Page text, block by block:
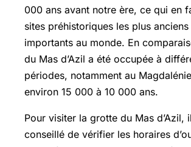
000 ans avant notre ère, ce qui en
sites préhistoriques les plus
importants au monde. En
du Mas d’Azil a été occupée à
périodes, notamment au
environ 15 000 à 10 000 ans.
Pour visiter la grotte du Mas d’Azil,
conseillé de vérifier les horaires